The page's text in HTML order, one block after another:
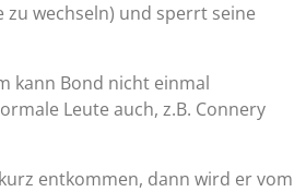
zu wechseln) und sperrt seine
kann Bond nicht einmal
Leute auch, z.B. Connery
entkommen, dann wird er vom